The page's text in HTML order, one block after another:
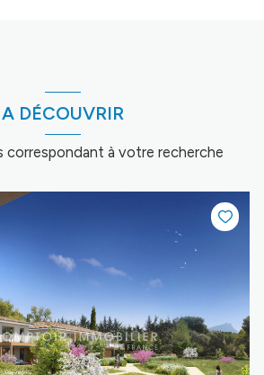
A DÉCOUVRIR
correspondant à votre recherche